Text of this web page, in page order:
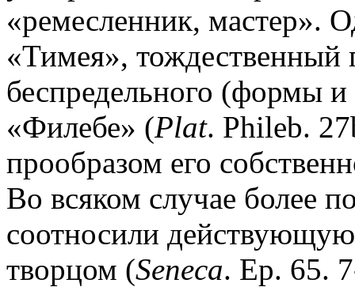
«ремесленник, мастер».
«Тимея», тождественный
беспредельного (формы
«Филебе» (Plat. Phileb.
прообразом его
Во всяком случае более
соотносили
творцом (Seneca. Ep. 65.